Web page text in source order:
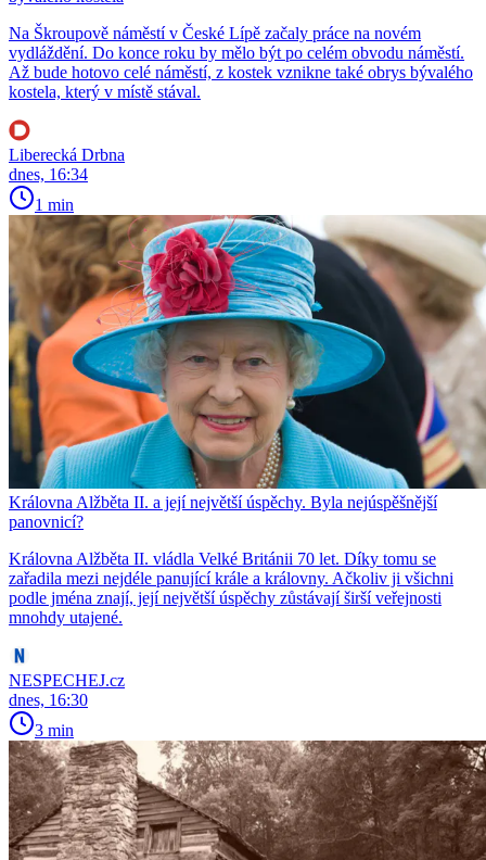
Na Škroupově náměstí v České Lípě začaly práce na novém
vydláždění. Do konce roku by mělo být po celém obvodu náměstí.
Až bude hotovo celé náměstí, z kostek vznikne také obrys bývalého
kostela, který v místě stával.
Liberecká Drbna
dnes, 16:34
1 min
Královna Alžběta II. a její největší úspěchy. Byla nejúspěšnější
panovnicí?
Královna Alžběta II. vládla Velké Británii 70 let. Díky tomu se
zařadila mezi nejdéle panující krále a královny. Ačkoliv ji všichni
podle jména znají, její největší úspěchy zůstávají širší veřejnosti
mnohdy utajené.
NESPECHEJ.cz
dnes, 16:30
3 min